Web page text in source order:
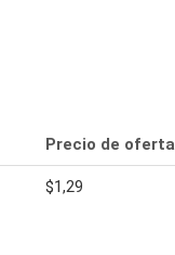
Precio de oferta
$1,29